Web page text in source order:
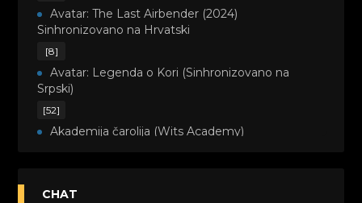
Avatar: The Last Airbender (2024)
Sinhronizovano na Hrvatski
[8]
Avatar: Legenda o Kori (Sinhronizovano na
Srpski)
[52]
Akademija čarolija (Wits Academy)
Avanture Maje i Marka (Sinhronizovano na
CHAT